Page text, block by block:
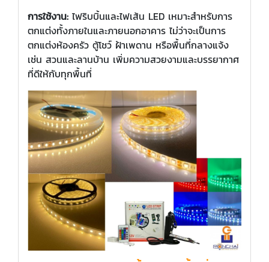
การใช้งาน: ไฟริบบิ้นและไฟเส้น LED เหมาะสำหรับการ
ตกแต่งทั้งภายในและภายนอกอาคาร ไม่ว่าจะเป็นการ
ตกแต่งห้องครัว ตู้โชว์ ฝ้าเพดาน หรือพื้นที่กลางแจ้ง
เช่น สวนและลานบ้าน เพิ่มความสวยงามและบรรยากาศ
ที่ดีให้กับทุกพื้นที่